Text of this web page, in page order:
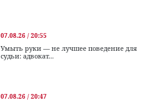
07.08.26 / 20:55
Умыть руки — не лучшее поведение для
судьи: адвокат...
07.08.26 / 20:47